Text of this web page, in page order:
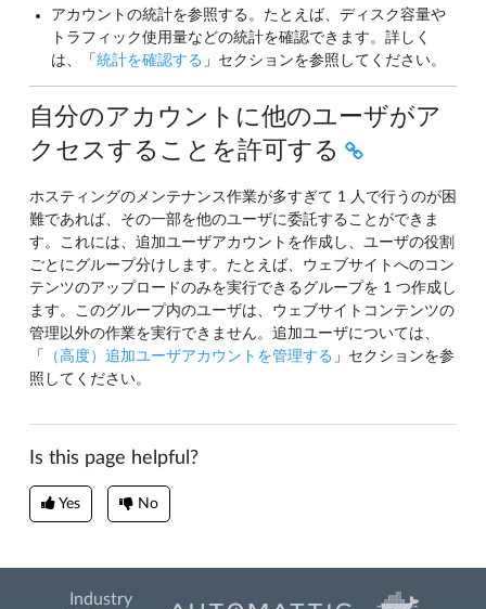
アカウントの統計を参照する。たとえば、ディスク容量や
トラフィック使用量などの統計を確認できます。詳しく
は、「 統計を確認する 」セクションを参照してください。
自分のアカウントに他のユーザがア
クセスすることを許可する
ホスティングのメンテナンス作業が多すぎて 1 人で行うのが困
難であれば、その一部を他のユーザに委託することができま
す。これには、追加ユーザアカウントを作成し、ユーザの役割
ごとにグループ分けします。たとえば、ウェブサイトへのコン
テンツのアップロードのみを実行できるグループを 1 つ作成し
ます。このグループ内のユーザは、ウェブサイトコンテンツの
管理以外の作業を実行できません。追加ユーザについては、
「
（高度）追加ユーザアカウントを管理する 」セクションを参
照してください。
Is this page helpful?
Yes No
Industry